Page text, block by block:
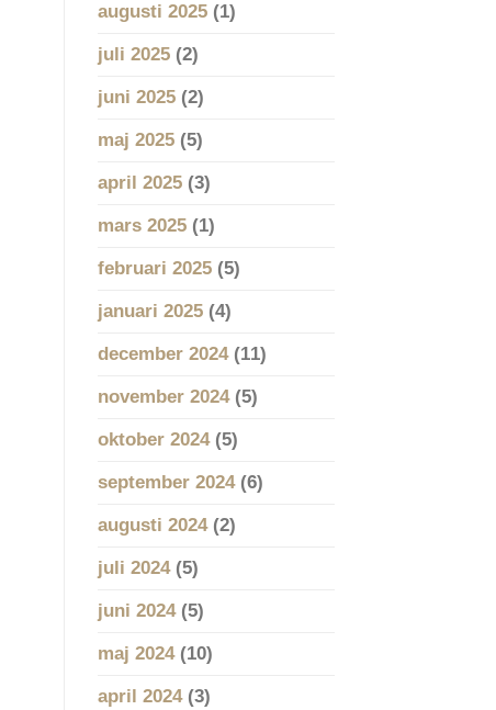
augusti 2025(1)
juli 2025(2)
juni 2025(2)
maj 2025(5)
april 2025(3)
mars 2025(1)
februari 2025(5)
januari 2025(4)
december 2024(11)
november 2024(5)
oktober 2024(5)
september 2024(6)
augusti 2024(2)
juli 2024(5)
juni 2024(5)
maj 2024(10)
april 2024(3)